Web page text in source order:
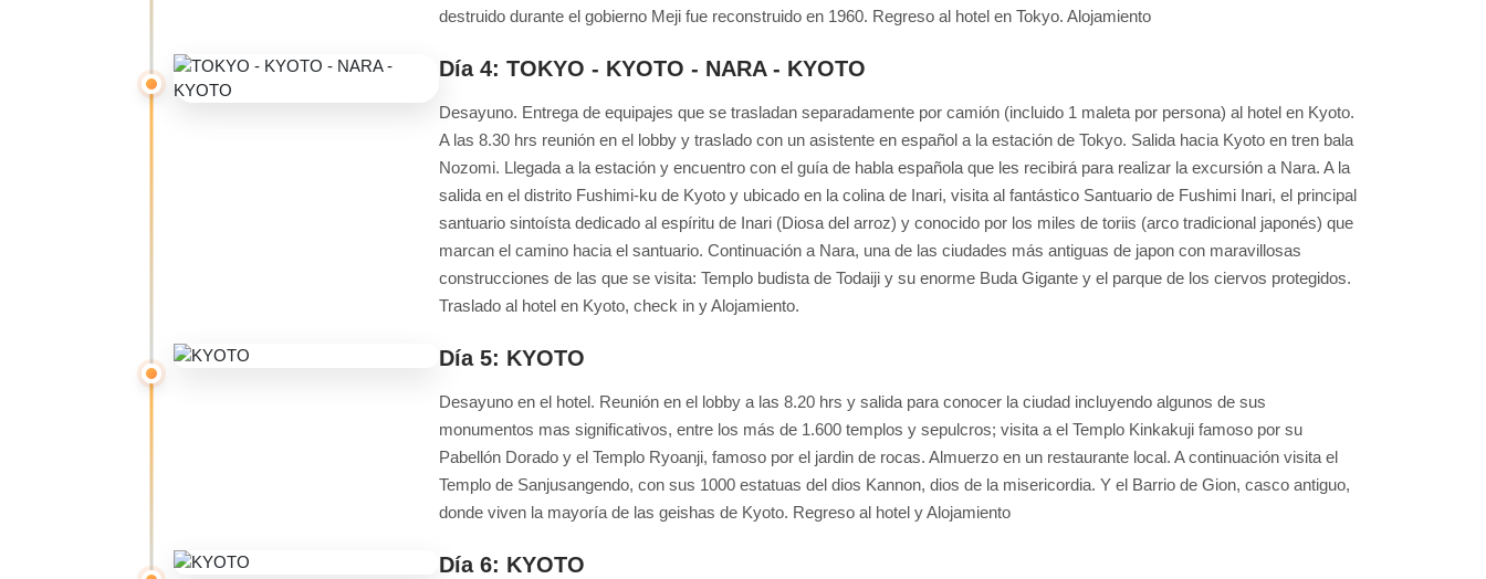
destruido durante el gobierno Meji fue reconstruido en 1960. Regreso al hotel en Tokyo. Alojamiento
Día 4: TOKYO - KYOTO - NARA - KYOTO
Desayuno. Entrega de equipajes que se trasladan separadamente por camión (incluido 1 maleta por persona) al hotel en Kyoto.
A las 8.30 hrs reunión en el lobby y traslado con un asistente en español a la estación de Tokyo. Salida hacia Kyoto en tren bala
Nozomi. Llegada a la estación y encuentro con el guía de habla española que les recibirá para realizar la excursión a Nara. A la
salida en el distrito Fushimi-ku de Kyoto y ubicado en la colina de Inari, visita al fantástico Santuario de Fushimi Inari, el principal
santuario sintoísta dedicado al espíritu de Inari (Diosa del arroz) y conocido por los miles de toriis (arco tradicional japonés) que
marcan el camino hacia el santuario. Continuación a Nara, una de las ciudades más antiguas de japon con maravillosas
construcciones de las que se visita: Templo budista de Todaiji y su enorme Buda Gigante y el parque de los ciervos protegidos.
Traslado al hotel en Kyoto, check in y Alojamiento.
Día 5: KYOTO
Desayuno en el hotel. Reunión en el lobby a las 8.20 hrs y salida para conocer la ciudad incluyendo algunos de sus
monumentos mas significativos, entre los más de 1.600 templos y sepulcros; visita a el Templo Kinkakuji famoso por su
Pabellón Dorado y el Templo Ryoanji, famoso por el jardin de rocas. Almuerzo en un restaurante local. A continuación visita el
Templo de Sanjusangendo, con sus 1000 estatuas del dios Kannon, dios de la misericordia. Y el Barrio de Gion, casco antiguo,
donde viven la mayoría de las geishas de Kyoto. Regreso al hotel y Alojamiento
Día 6: KYOTO